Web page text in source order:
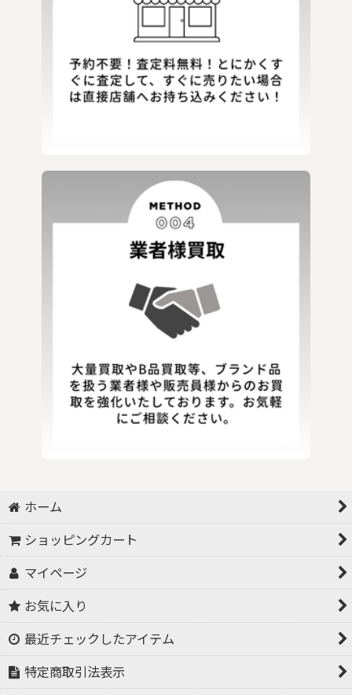
ホーム
ショッピングカート
マイページ
お気に入り
最近チェックしたアイテム
特定商取引法表示